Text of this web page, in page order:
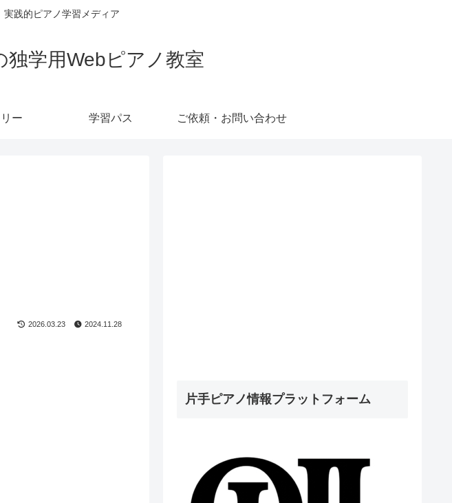
践的ピアノ学習メディア
学用Webピアノ教室
ー 学習パス ご依頼・お問い合わせ
2026.03.23 2024.11.28
片手ピアノ情報プラットフォーム